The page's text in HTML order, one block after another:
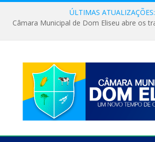
ÚLTIMAS ATUALIZAÇÕES: